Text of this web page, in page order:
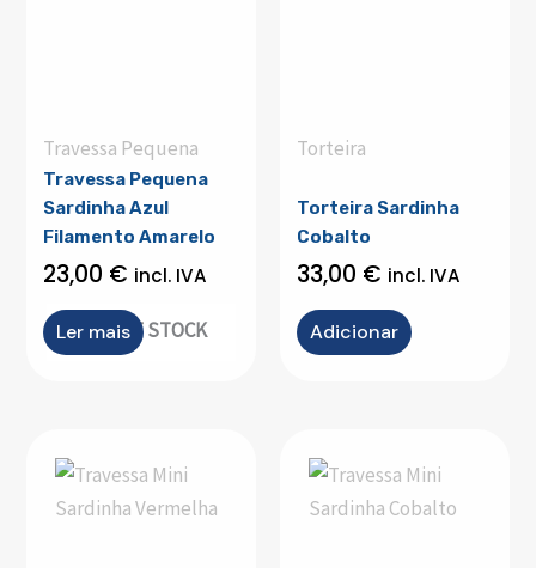
Travessa Pequena
OUT OF STOCK
Travessa Pequena
Sardinha Azul
Filamento Amarelo
23,00 € incl. IVA
Ler mais
Torteira
Torteira Sardinha
Cobalto
33,00 € incl. IVA
Adicionar